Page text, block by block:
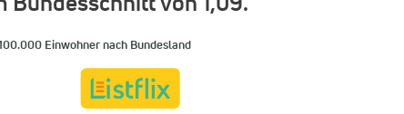
Einwohner nach Bundesland